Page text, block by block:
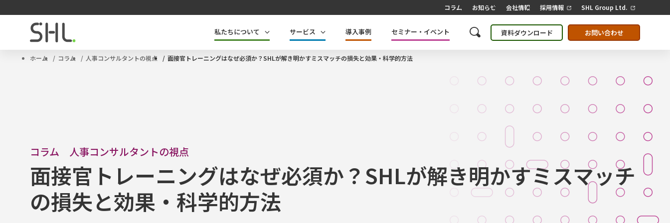
コラム お知らせ 会社情報 採用情報 SHL Group Ltd.
私たちについて サービス 導入事例 セミナー・イベント 資料ダウンロード お問い合わせ
ホーム コラム 人事コンサルタントの視点 面接官トレーニングはなぜ必須か？SHLが解き明かすミスマッチの損失と効果・科学的方法
コラム 人事コンサルタントの視点
面接官トレーニングはなぜ必須か？SHLが解き明かすミスマッチ
の損失と効果・科学的方法